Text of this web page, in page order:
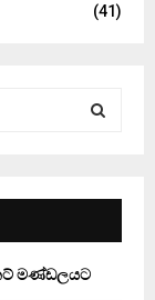
(41)
E
A
මණ්ඩලයට